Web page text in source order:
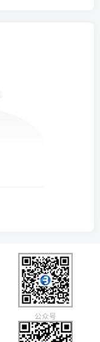
公众号